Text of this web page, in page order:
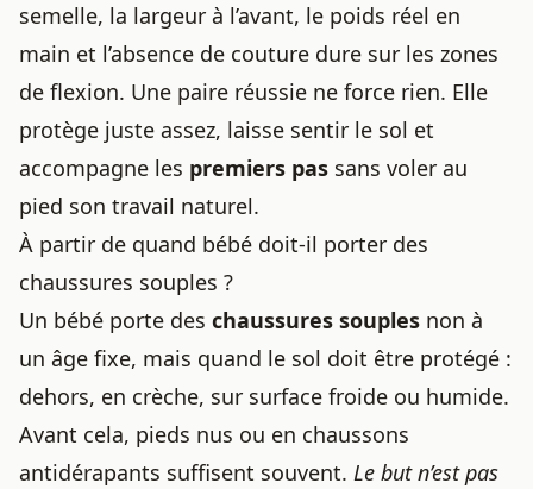
semelle, la largeur à l’avant, le poids réel en
main et l’absence de couture dure sur les zones
de flexion. Une paire réussie ne force rien. Elle
protège juste assez, laisse sentir le sol et
accompagne les premiers pas sans voler au
pied son travail naturel.
À partir de quand bébé doit-il porter des
chaussures souples ?
Un bébé porte des chaussures souples non à
un âge fixe, mais quand le sol doit être protégé :
dehors, en crèche, sur surface froide ou humide.
Avant cela, pieds nus ou en chaussons
antidérapants suffisent souvent. Le but n’est pas